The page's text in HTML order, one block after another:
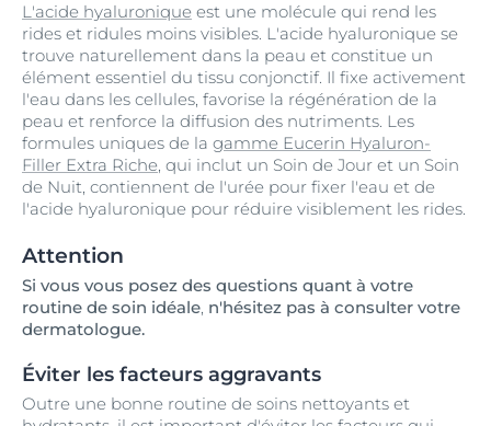
L'acide hyaluronique est une molécule qui rend les
rides et ridules moins visibles. L'acide hyaluronique se
trouve naturellement dans la peau et constitue un
élément essentiel du tissu conjonctif. Il fixe activement
l'eau dans les cellules, favorise la régénération de la
peau et renforce la diffusion des nutriments. Les
formules uniques de la gamme Eucerin Hyaluron-
Filler Extra Riche, qui inclut un Soin de Jour et un Soin
de Nuit, contiennent de l'urée pour fixer l'eau et de
l'acide hyaluronique pour réduire visiblement les rides.
Attention
Si vous vous posez des questions quant à votre
routine de soin idéale, n'hésitez pas à consulter votre
dermatologue.
Éviter les facteurs aggravants
Outre une bonne routine de soins nettoyants et